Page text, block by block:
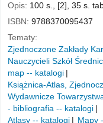
Opis: 100 s., [2], 35 s.
ISBN: 9788370095437
Tematy:
Zjednoczone Zakłady
Nauczycieli Szkół
map -- katalogi
Książnica-Atlas,
Wydawnicze
- bibliografia -- katalogi
Atlasy -- katalogi
Mapy